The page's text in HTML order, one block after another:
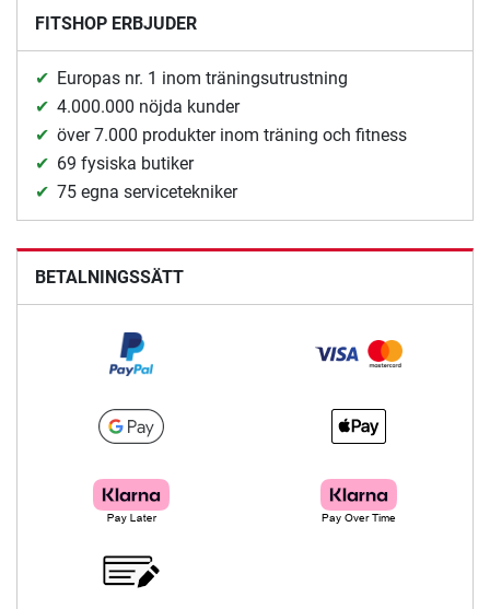
FITSHOP ERBJUDER
Europas nr. 1 inom träningsutrustning
4.000.000 nöjda kunder
över 7.000 produkter inom träning och fitness
69 fysiska butiker
75 egna servicetekniker
BETALNINGSSÄTT